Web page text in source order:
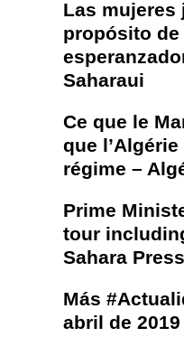
Las mujeres
propósito
Saharaui
Ce que le
que
régime –
Prime
tour
Sahara
Más
abril de